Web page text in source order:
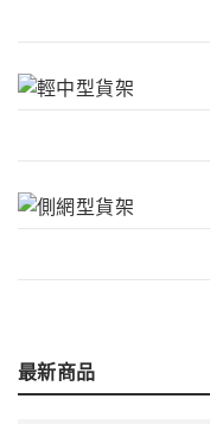
最新商品